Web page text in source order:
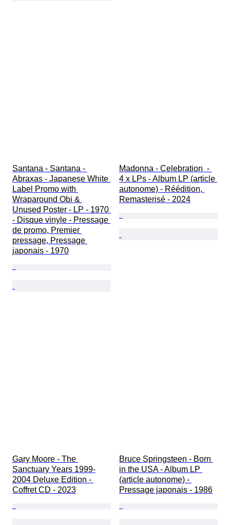
Santana - Santana -
Abraxas - Japanese White
Label Promo with
Wraparound Obi &
Unused Poster - LP - 1970
- Disque vinyle - Pressage
de promo, Premier
pressage, Pressage
japonais - 1970
Madonna - Celebration  -
4 x LPs - Album LP (article
autonome) - Réédition,
Remasterisé - 2024
Gary Moore - The
Sanctuary Years 1999-
2004 Deluxe Edition -
Coffret CD - 2023
Bruce Springsteen - Born
in the USA - Album LP
(article autonome) -
Pressage japonais - 1986